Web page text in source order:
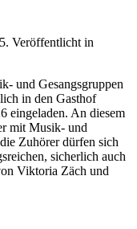
. Veröffentlicht in
und Gesangsgruppen
in den Gasthof
eingeladen. An diesem
mit Musik- und
Zuhörer dürfen sich
sicherlich auch
Viktoria Zäch und